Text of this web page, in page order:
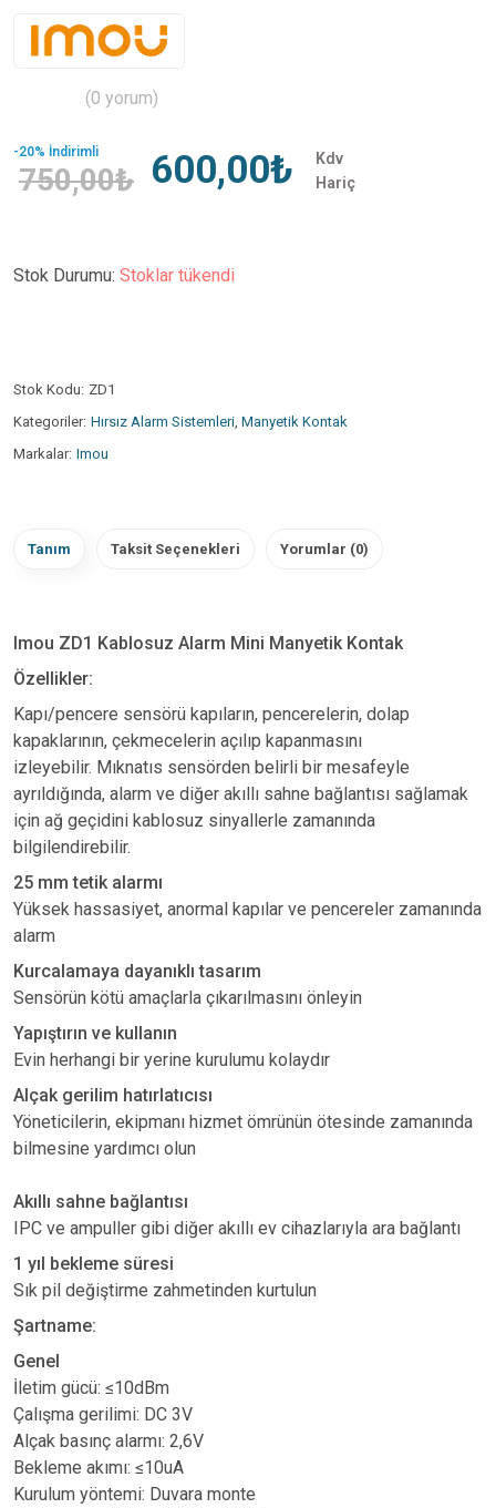
(0 yorum)
-20% İndirimli
750,00₺ 600,00₺
Kdv
Hariç
Stok Durumu: Stoklar tükendi
Stok Kodu: ZD1
Kategoriler: Hırsız Alarm Sistemleri Manyetik Kontak
Markalar: Imou
Tanım Taksit Seçenekleri Yorumlar (0)
Imou ZD1 Kablosuz Alarm Mini Manyetik Kontak
Özellikler:
Kapı/pencere sensörü kapıların, pencerelerin, dolap
kapaklarının, çekmecelerin açılıp kapanmasını
izleyebilir. Mıknatıs sensörden belirli bir mesafeyle
ayrıldığında, alarm ve diğer akıllı sahne bağlantısı sağlamak
için ağ geçidini kablosuz sinyallerle zamanında
bilgilendirebilir.
25 mm tetik alarmı
Yüksek hassasiyet, anormal kapılar ve pencereler zamanında
alarm
Kurcalamaya dayanıklı tasarım
Sensörün kötü amaçlarla çıkarılmasını önleyin
Yapıştırın ve kullanın
Evin herhangi bir yerine kurulumu kolaydır
Alçak gerilim hatırlatıcısı
Yöneticilerin, ekipmanı hizmet ömrünün ötesinde zamanında
bilmesine yardımcı olun
Akıllı sahne bağlantısı
IPC ve ampuller gibi diğer akıllı ev cihazlarıyla ara bağlantı
1 yıl bekleme süresi
Sık pil değiştirme zahmetinden kurtulun
Şartname:
Genel
İletim gücü: ≤10dBm
Çalışma gerilimi: DC 3V
Alçak basınç alarmı: 2,6V
Bekleme akımı: ≤10uA
Kurulum yöntemi: Duvara monte